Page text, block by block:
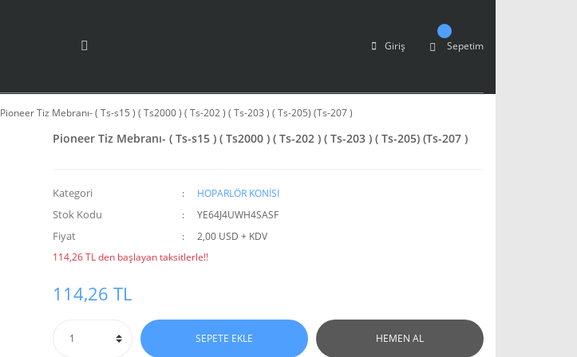
Giriş Sepetim
Pioneer Tiz Mebranı- ( Ts-s15 ) ( Ts2000 ) ( Ts-202 ) ( Ts-203 ) ( Ts-205) (Ts-207 )
Pioneer Tiz Mebranı- ( Ts-s15 ) ( Ts2000 ) ( Ts-202 ) ( Ts-203 ) ( Ts-205) (Ts-207 )
Kategori HOPARLÖR KONİSİ
Stok Kodu YE64J4UWH4SASF
Fiyat
2,00 USD + KDV
114,26 TL den başlayan taksitlerle!!
114,26 TL
SEPETE EKLE HEMEN AL